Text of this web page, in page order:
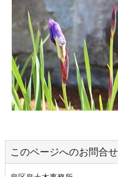
このページへのお問合せ